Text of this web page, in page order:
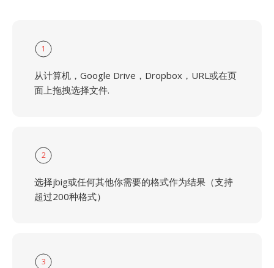
1
从计算机，Google Drive，Dropbox，URL或在页
面上拖拽选择文件.
2
选择jbig或任何其他你需要的格式作为结果（支持
超过200种格式）
3